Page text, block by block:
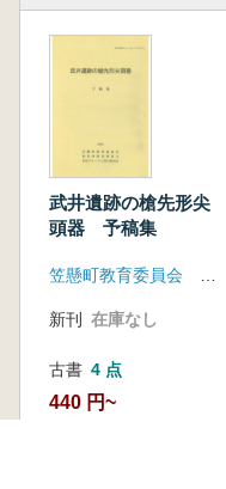
武井遺跡の槍先形尖
頭器 予稿集
新刊 在庫なし
古書 4 点
440 円~